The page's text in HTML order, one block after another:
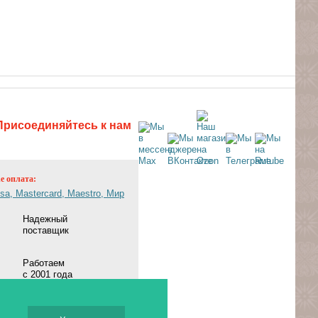
к нам
оплата:
Надежный
поставщик
Работаем
с 2001 года